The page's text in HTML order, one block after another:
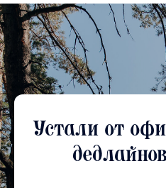
Устали от